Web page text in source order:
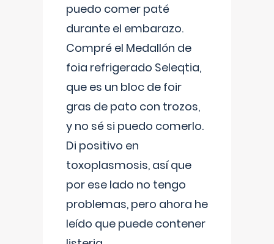
puedo comer paté
durante el embarazo.
Compré el Medallón de
foia refrigerado Seleqtia,
que es un bloc de foir
gras de pato con trozos,
y no sé si puedo comerlo.
Di positivo en
toxoplasmosis, así que
por ese lado no tengo
problemas, pero ahora he
leído que puede contener